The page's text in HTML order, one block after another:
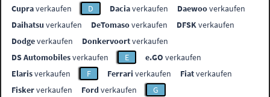
Cupraverkaufen D Daciaverkaufen Daewooverkaufen
Daihatsu verkaufen DeTomasoverkaufen DFSKverkaufen
Dodgeverkaufen Donkervoortverkaufen
DS Automobilesverkaufen E e.GO verkaufen
Elarisverkaufen F Ferrari verkaufen Fiatverkaufen
Fiskerverkaufen Fordverkaufen
G